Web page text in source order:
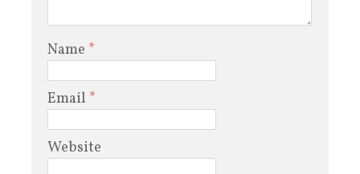
Name *
Email *
Website